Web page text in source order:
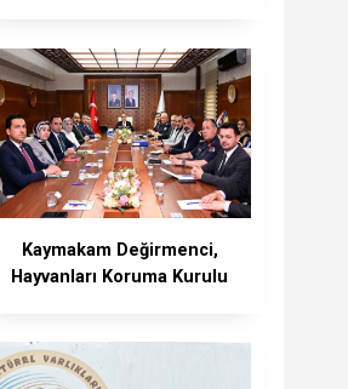
Kaymakam Değirmenci,
Hayvanları Koruma Kurulu